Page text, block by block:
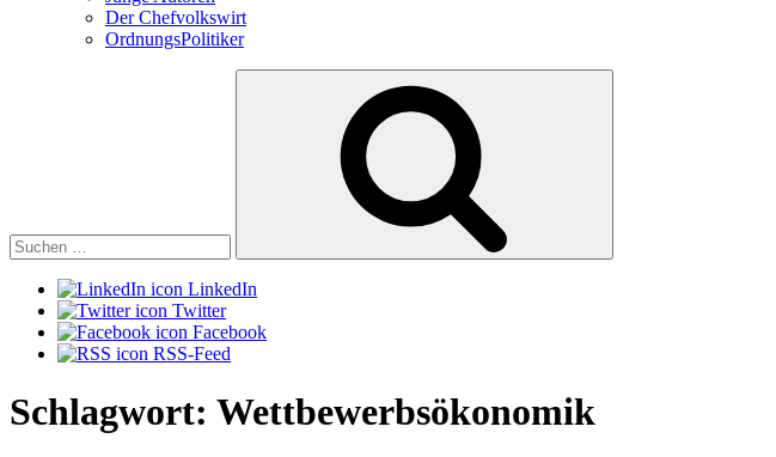
Der Chefvolkswirt
OrdnungsPolitiker
LinkedIn
Twitter
Facebook
RSS-Feed
Schlagwort: Wettbewerbsökonomik